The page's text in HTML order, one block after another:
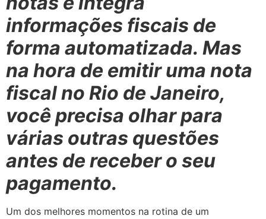
informações fiscais de
forma automatizada. Mas
na hora de emitir uma nota
fiscal no Rio de Janeiro,
você precisa olhar para
várias outras questões
antes de receber o seu
pagamento.
Um dos melhores momentos na rotina de um